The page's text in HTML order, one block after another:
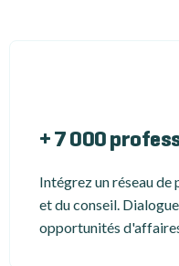
+ 7 000
Intégrez un réseau
et du conseil.
opportunités